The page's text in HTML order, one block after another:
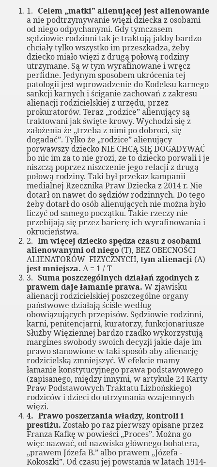
1. Celem „matki” alienującej jest alienowanie
a nie podtrzymywanie więzi dziecka z osobami
od niego odpychanymi. Gdy tymczasem
sędziowie rodzinni tak je traktują jakby bardzo
chciały tylko wszystko im przeszkadza, żeby
dziecko miało więzi z drugą połową rodziny
utrzymane. Są w tym wyrafinowane i wręcz
perfidne. Jedynym sposobem ukrócenia tej
patologii jest wprowadzenie do Kodeksu karnego
sankcji karnych i ściganie zachowań z zakresu
alienacji rodzicielskiej z urzędu, przez
prokuratorów. Teraz „rodzice” alienujący są
traktowani jak święte krowy. Wychodzi się z
założenia że „trzeba z nimi po dobroci, się
dogadać”. Tylko że „rodzice” alienujący
porwawszy dziecko NIE CHCĄ SIĘ DOGADYWAĆ
bo nic im za to nie grozi, ze to dziecko porwali i je
niszczą poprzez niszczenie jego relacji z drugą
połową rodziny. Taki był przekaz kampanii
medialnej Rzecznika Praw Dziecka z 2014 r. Nie
dotarł on nawet do sędziów rodzinnych. Do tego
żeby dotarł do osób alienujących nie można było
liczyć od samego początku. Takie rzeczy nie
przebijają się przez barierę ich wyrafinowania i
okrucieństwa.
2. Im więcej dziecko spędza czasu z osobami
alienowanymi od niego (T), BEZ OBECNOŚCI
ALIENATORÓW FIZYCZNYCH, tym alienacji (A)
jest mniejsza. A = 1 / T
3. Suma poszczególnych działań zgodnych z
prawem daje łamanie prawa. W zjawisku
alienacji rodzicielskiej poszczególne organy
państwowe działają ściśle według
obowiązujących przepisów. Sędziowie rodzinni,
karni, penitencjarni, kuratorzy, funkcjonariusze
Służby Więziennej bardzo rzadko wykorzystują
margines swobody swoich decyzji jakie daje im
prawo stanowione w taki sposób aby alienację
rodzicielską zmniejszyć. W efekcie mamy
łamanie konstytucyjnego prawa podstawowego
(zapisanego, między innymi, w artykule 24 Karty
Praw Podstawowych Traktatu Lizbońskiego)
rodziców i dzieci do utrzymania wzajemnych
więzi.
4. Prawo poszerzania władzy, kontroli i
prestiżu. Zostałopo raz pierwszy opisane przez
Franza Kafkę w powieści „Proces”. Można go
więc nazwać, od nazwiska głównego bohatera,
„prawem Józefa B.” albo prawem „Józefa -
Kokoszki”. Od czasu jej powstania w latach 1914-
i fundusz alimentacyjny
czy miłość jest przemocą
w Polsce
spotkana w Sopocie
Dziecka Kamaka
dla SR w Tarnobrzegu
dla SR w Gdańsku